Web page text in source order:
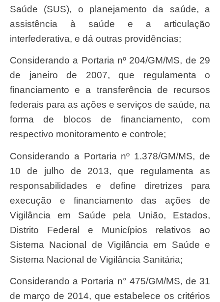
Saúde (SUS), o planejamento da saúde, a
assistência à saúde e a articulação
interfederativa, e dá outras providências;
Considerando a Portaria nº 204/GM/MS, de 29
de janeiro de 2007, que regulamenta o
financiamento e a transferência de recursos
federais para as ações e serviços de saúde, na
forma de blocos de financiamento, com
respectivo monitoramento e controle;
Considerando a Portaria nº 1.378/GM/MS, de
10 de julho de 2013, que regulamenta as
responsabilidades e define diretrizes para
execução e financiamento das ações de
Vigilância em Saúde pela União, Estados,
Distrito Federal e Municípios relativos ao
Sistema Nacional de Vigilância em Saúde e
Sistema Nacional de Vigilância Sanitária;
Considerando a Portaria n° 475/GM/MS, de 31
de março de 2014, que estabelece os critérios